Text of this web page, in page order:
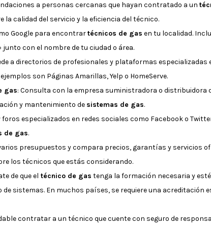
a personas cercanas que hayan contratado a un
calidad del servicio y la eficiencia del técnico.
Google para encontrartécnicos de gas en tu localidad.
junto con el nombre de tu ciudad o área.
a directorios de profesionales y plataformas
son Páginas Amarillas, Yelp o HomeServe.
gas: Consulta con la empresa suministradora o distribuidora
y mantenimiento de sistemas de gas.
foros especializados en redes sociales como Facebook o
de gas.
presupuestos y compara precios, garantías y servicios
los técnicos que estás considerando.
de que el técnico de gas tenga la formación necesaria y
sistemas. En muchos países, se requiere una acreditación
contratar a un técnico que cuente con seguro de